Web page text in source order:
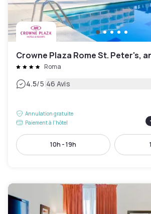
Crowne Plaza Rome St. Peter's,
Roma
4.5/5|46 Avis
Annulation gratuite
Paiement à l'hôtel
10h - 19h